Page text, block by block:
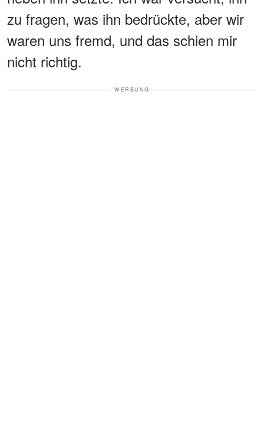
zu fragen, was ihn bedrückte, aber wir
waren uns fremd, und das schien mir
nicht richtig.
WERBUNG